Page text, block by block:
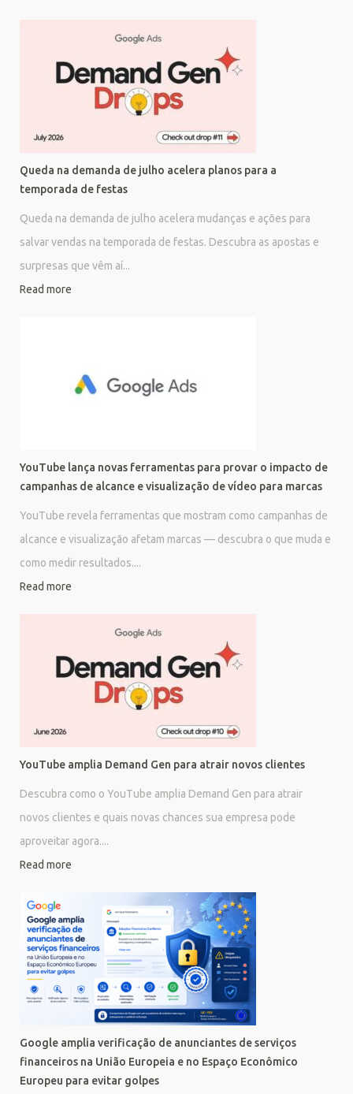
Queda na demanda de julho acelera planos para a
temporada de festas
Queda na demanda de julho acelera mudanças e ações para
salvar vendas na temporada de festas. Descubra as apostas e
surpresas que vêm aí...
Read more
YouTube lança novas ferramentas para provar o impacto de
campanhas de alcance e visualização de vídeo para marcas
YouTube revela ferramentas que mostram como campanhas de
alcance e visualização afetam marcas — descubra o que muda e
como medir resultados....
Read more
YouTube amplia Demand Gen para atrair novos clientes
Descubra como o YouTube amplia Demand Gen para atrair
novos clientes e quais novas chances sua empresa pode
aproveitar agora....
Read more
Google amplia verificação de anunciantes de serviços
financeiros na União Europeia e no Espaço Econômico
Europeu para evitar golpes